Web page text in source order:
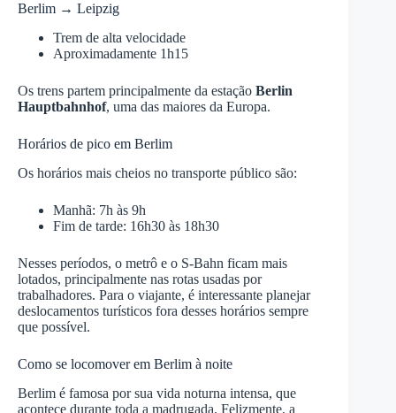
Berlim → Leipzig
Trem de alta velocidade
Aproximadamente 1h15
Os trens partem principalmente da estação Berlin
Hauptbahnhof, uma das maiores da Europa.
Horários de pico em Berlim
Os horários mais cheios no transporte público são:
Manhã: 7h às 9h
Fim de tarde: 16h30 às 18h30
Nesses períodos, o metrô e o S-Bahn ficam mais
lotados, principalmente nas rotas usadas por
trabalhadores. Para o viajante, é interessante planejar
deslocamentos turísticos fora desses horários sempre
que possível.
Como se locomover em Berlim à noite
Berlim é famosa por sua vida noturna intensa, que
acontece durante toda a madrugada. Felizmente, a